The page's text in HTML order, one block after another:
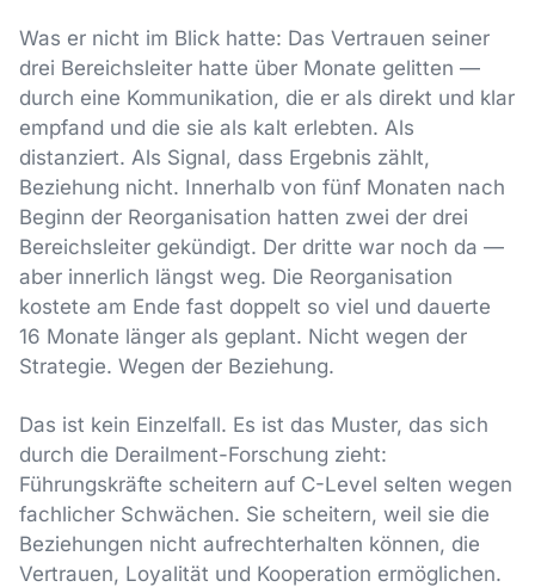
Was er nicht im Blick hatte: Das Vertrauen seiner
drei Bereichsleiter hatte über Monate gelitten —
durch eine Kommunikation, die er als direkt und klar
empfand und die sie als kalt erlebten. Als
distanziert. Als Signal, dass Ergebnis zählt,
Beziehung nicht. Innerhalb von fünf Monaten nach
Beginn der Reorganisation hatten zwei der drei
Bereichsleiter gekündigt. Der dritte war noch da —
aber innerlich längst weg. Die Reorganisation
kostete am Ende fast doppelt so viel und dauerte
16 Monate länger als geplant. Nicht wegen der
Strategie. Wegen der Beziehung.
Das ist kein Einzelfall. Es ist das Muster, das sich
durch die Derailment-Forschung zieht:
Führungskräfte scheitern auf C-Level selten wegen
fachlicher Schwächen. Sie scheitern, weil sie die
Beziehungen nicht aufrechterhalten können, die
Vertrauen, Loyalität und Kooperation ermöglichen.